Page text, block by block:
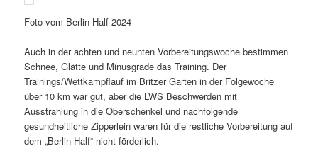
Foto vom Berlin Half 2024
Auch in der achten und neunten Vorbereitungswoche bestimmen
Schnee, Glätte und Minusgrade das Training. Der
Trainings/Wettkampflauf im Britzer Garten in der Folgewoche
über 10 km war gut, aber die LWS Beschwerden mit
Ausstrahlung in die Oberschenkel und nachfolgende
gesundheitliche Zipperlein waren für die restliche Vorbereitung auf
dem „Berlin Half“ nicht förderlich.